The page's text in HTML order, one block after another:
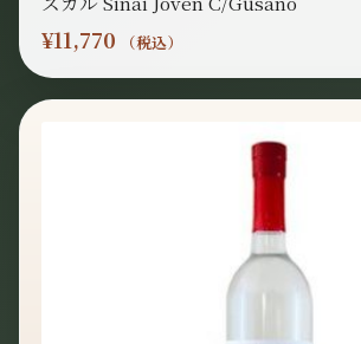
¥11,770 （税込）